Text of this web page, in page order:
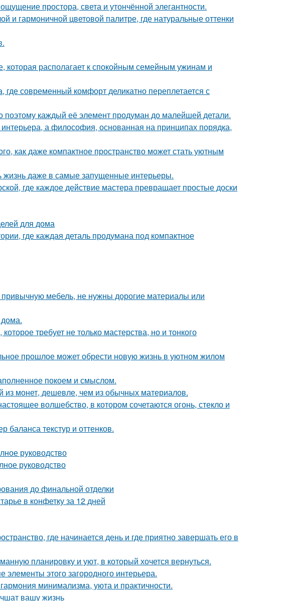
простора, света и утончённой элегантности.
и гармоничной цветовой палитре, где натуральные оттенки
располагает к спокойным семейным ужинам и
современный комфорт деликатно переплетается с
поэтому каждый её элемент продуман до малейшей детали.
а философия, основанная на принципах порядка,
как даже компактное пространство может стать уютным
жизнь даже в самые запущенные интерьеры.
где каждое действие мастера превращает простые доски
для дома
где каждая деталь продумана под компактное
мебель, не нужны дорогие материалы или
требует не только мастерства, но и тонкого
прошлое может обрести новую жизнь в уютном жилом
покоем и смыслом.
монет, дешевле, чем из обычных материалов.
волшебство, в котором сочетаются огонь, стекло и
баланса текстур и оттенков.
руководство
руководство
до финальной отделки
в конфетку за 12 дней
где начинается день и где приятно завершать его в
планировку и уют, в который хочется вернуться.
элементы этого загородного интерьера.
минимализма, уюта и практичности.
вашу жизнь